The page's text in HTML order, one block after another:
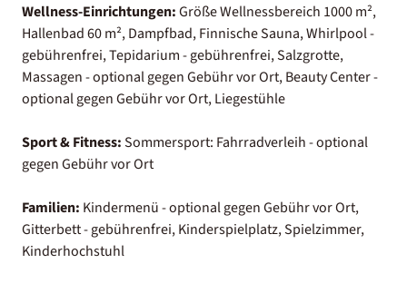
Wellness-Einrichtungen:Größe Wellnessbereich 1000 m²,
Hallenbad 60 m², Dampfbad, Finnische Sauna, Whirlpool -
gebührenfrei, Tepidarium - gebührenfrei, Salzgrotte,
Massagen - optional gegen Gebühr vor Ort, Beauty Center -
optional gegen Gebühr vor Ort, Liegestühle
Sport & Fitness:Sommersport: Fahrradverleih - optional
gegen Gebühr vor Ort
Familien: Kindermenü - optional gegen Gebühr vor Ort,
Gitterbett - gebührenfrei, Kinderspielplatz, Spielzimmer,
Kinderhochstuhl